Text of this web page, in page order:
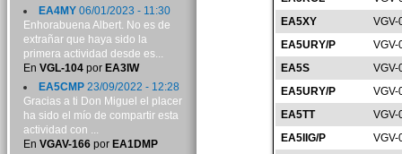
EA5XY
VGV-
EA5URY/P
VGV-
EA5S
VGV-
EA5URY/P
VGV-
EA5TT
VGV-
EA5IIG/P
VGV-
EA4MY06/01/2023 - 11:30
Enhorabuena Albert. No es de
extrañar que haya sido la
primera actividad desde es...
En VGL-104por EA3IW
EA5CMP23/09/2022 - 12:28
Gracias a ti Don Miguel el placer
ha sido el mío de compartir esta
actividad con ...
En VGAV-166por EA1DMP